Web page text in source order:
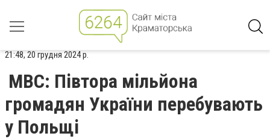
21:48, 20 грудня 2024 р.
МВС: Півтора мільйона
громадян України перебувають
у Польщі